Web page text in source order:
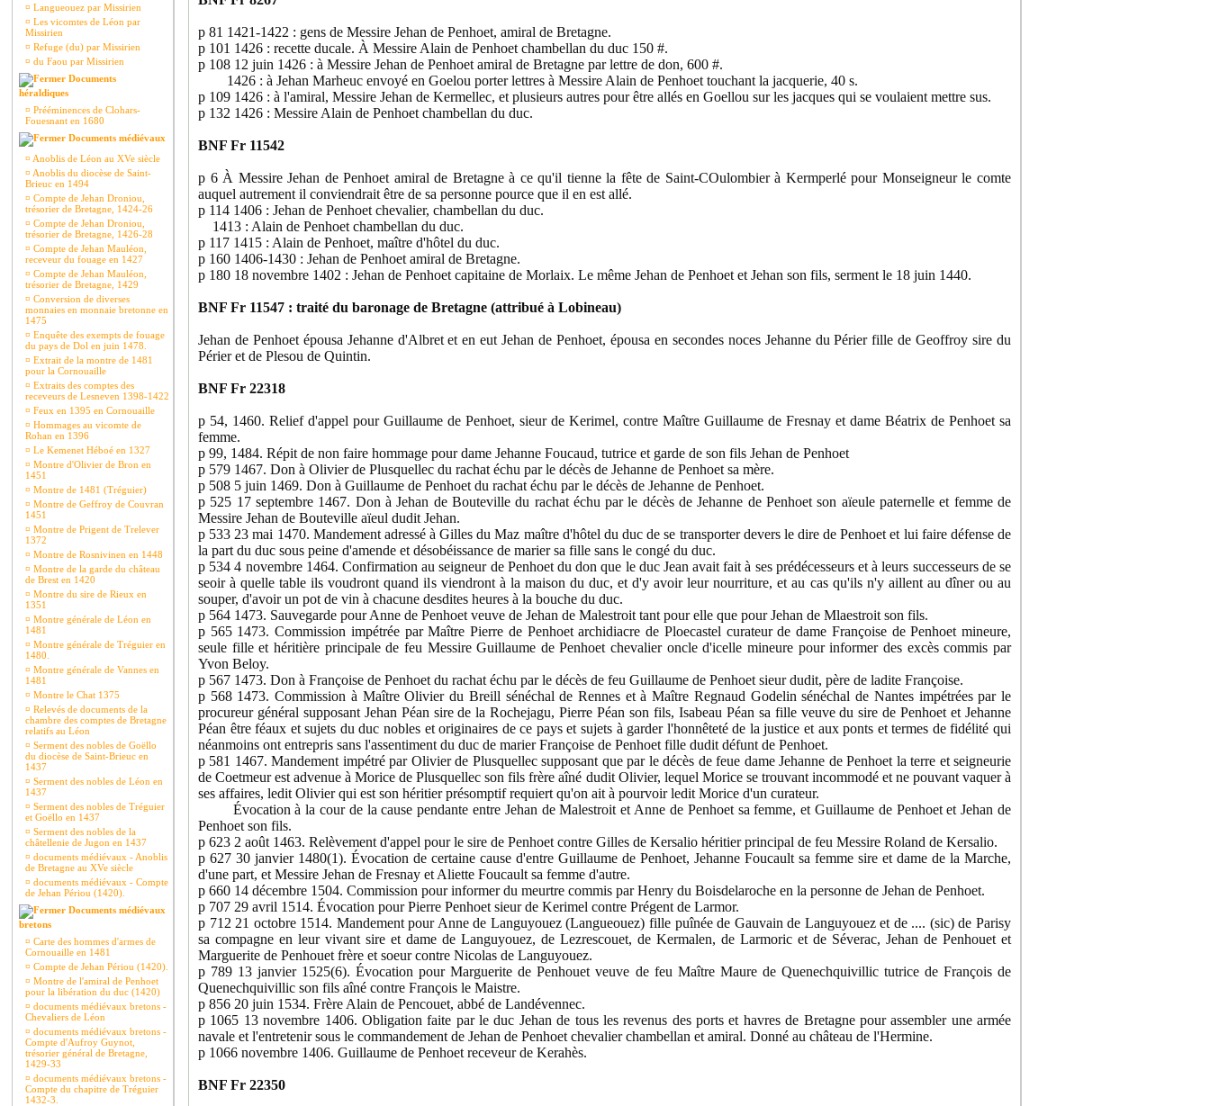
¤ Langueouez par Missirien
¤ Les vicomtes de Léon par
Missirien
¤ Refuge (du) par Missirien
¤ du Faou par Missirien
Documents
héraldiques
¤ Prééminences de Clohars-
Fouesnant en 1680
Documents médiévaux
¤ Anoblis de Léon au XVe siècle
¤ Anoblis du diocèse de Saint-
Brieuc en 1494
¤ Compte de Jehan Droniou,
trésorier de Bretagne, 1424-26
¤ Compte de Jehan Droniou,
trésorier de Bretagne, 1426-28
¤ Compte de Jehan Mauléon,
receveur du fouage en 1427
¤ Compte de Jehan Mauléon,
trésorier de Bretagne, 1429
¤ Conversion de diverses
monnaies en monnaie bretonne en
1475
¤ Enquête des exempts de fouage
du pays de Dol en juin 1478.
¤ Extrait de la montre de 1481
pour la Cornouaille
¤ Extraits des comptes des
receveurs de Lesneven 1398-1422
¤ Feux en 1395 en Cornouaille
¤ Hommages au vicomte de
Rohan en 1396
¤ Le Kemenet Héboé en 1327
¤ Montre d'Olivier de Bron en
1451
¤ Montre de 1481 (Tréguier)
¤ Montre de Geffroy de Couvran
1451
¤ Montre de Prigent de Trelever
1372
¤ Montre de Rosnivinen en 1448
¤ Montre de la garde du château
de Brest en 1420
¤ Montre du sire de Rieux en
1351
¤ Montre générale de Léon en
1481
¤ Montre générale de Tréguier en
1480.
¤ Montre générale de Vannes en
1481
¤ Montre le Chat 1375
¤ Relevés de documents de la
chambre des comptes de Bretagne
relatifs au Léon
¤ Serment des nobles de Goëllo
du diocèse de Saint-Brieuc en
1437
¤ Serment des nobles de Léon en
1437
¤ Serment des nobles de Tréguier
et Goëllo en 1437
¤ Serment des nobles de la
châtellenie de Jugon en 1437
¤ documents médiévaux - Anoblis
de Bretagne au XVe siècle
¤ documents médiévaux - Compte
de Jehan Périou (1420).
Documents médiévaux
bretons
¤ Carte des hommes d'armes de
Cornouaille en 1481
¤ Compte de Jehan Périou (1420).
¤ Montre de l'amiral de Penhoet
pour la libération du duc (1420)
¤ documents médiévaux bretons -
Chevaliers de Léon
¤ documents médiévaux bretons -
Compte d'Aufroy Guynot,
trésorier général de Bretagne,
1429-33
¤ documents médiévaux bretons -
Compte du chapitre de Tréguier
1432-3.
p 81 1421-1422 : gens de Messire Jehan de Penhoet, amiral de Bretagne.
p 101 1426 : recette ducale. À Messire Alain de Penhoet chambellan du duc 150 #.
p 108 12 juin 1426 : à Messire Jehan de Penhoet amiral de Bretagne par lettre de don, 600 #.
1426 : à Jehan Marheuc envoyé en Goelou porter lettres à Messire Alain de Penhoet touchant la jacquerie, 40 s.
p 109 1426 : à l'amiral, Messire Jehan de Kermellec, et plusieurs autres pour être allés en Goellou sur les jacques qui se voulaient mettre sus.
p 132 1426 : Messire Alain de Penhoet chambellan du duc.
BNF Fr 11542
p 6 À Messire Jehan de Penhoet amiral de Bretagne à ce qu'il tienne la fête de Saint-COulombier à Kermperlé pour Monseigneur le comte
auquel autrement il conviendrait être de sa personne pource que il en est allé.
p 114 1406 : Jehan de Penhoet chevalier, chambellan du duc.
1413 : Alain de Penhoet chambellan du duc.
p 117 1415 : Alain de Penhoet, maître d'hôtel du duc.
p 160 1406-1430 : Jehan de Penhoet amiral de Bretagne.
p 180 18 novembre 1402 : Jehan de Penhoet capitaine de Morlaix. Le même Jehan de Penhoet et Jehan son fils, serment le 18 juin 1440.
BNF Fr 11547 : traité du baronage de Bretagne (attribué à Lobineau)
Jehan de Penhoet épousa Jehanne d'Albret et en eut Jehan de Penhoet, épousa en secondes noces Jehanne du Périer fille de Geoffroy sire du
Périer et de Plesou de Quintin.
BNF Fr 22318
p 54, 1460. Relief d'appel pour Guillaume de Penhoet, sieur de Kerimel, contre Maître Guillaume de Fresnay et dame Béatrix de Penhoet sa
femme.
p 99, 1484. Répit de non faire hommage pour dame Jehanne Foucaud, tutrice et garde de son fils Jehan de Penhoet
p 579 1467. Don à Olivier de Plusquellec du rachat échu par le décès de Jehanne de Penhoet sa mère.
p 508 5 juin 1469. Don à Guillaume de Penhoet du rachat échu par le décès de Jehanne de Penhoet.
p 525 17 septembre 1467. Don à Jehan de Bouteville du rachat échu par le décès de Jehanne de Penhoet son aïeule paternelle et femme de
Messire Jehan de Bouteville aïeul dudit Jehan.
p 533 23 mai 1470. Mandement adressé à Gilles du Maz maître d'hôtel du duc de se transporter devers le dire de Penhoet et lui faire défense de
la part du duc sous peine d'amende et désobéissance de marier sa fille sans le congé du duc.
p 534 4 novembre 1464. Confirmation au seigneur de Penhoet du don que le duc Jean avait fait à ses prédécesseurs et à leurs successeurs de se
seoir à quelle table ils voudront quand ils viendront à la maison du duc, et d'y avoir leur nourriture, et au cas qu'ils n'y aillent au dîner ou au
souper, d'avoir un pot de vin à chacune desdites heures à la bouche du duc.
p 564 1473. Sauvegarde pour Anne de Penhoet veuve de Jehan de Malestroit tant pour elle que pour Jehan de Mlaestroit son fils.
p 565 1473. Commission impétrée par Maître Pierre de Penhoet archidiacre de Ploecastel curateur de dame Françoise de Penhoet mineure,
seule fille et héritière principale de feu Messire Guillaume de Penhoet chevalier oncle d'icelle mineure pour informer des excès commis par
Yvon Beloy.
p 567 1473. Don à Françoise de Penhoet du rachat échu par le décès de feu Guillaume de Penhoet sieur dudit, père de ladite Françoise.
p 568 1473. Commission à Maître Olivier du Breill sénéchal de Rennes et à Maître Regnaud Godelin sénéchal de Nantes impétrées par le
procureur général supposant Jehan Péan sire de la Rochejagu, Pierre Péan son fils, Isabeau Péan sa fille veuve du sire de Penhoet et Jehanne
Péan être féaux et sujets du duc nobles et originaires de ce pays et sujets à garder l'honnêteté de la justice et aux ponts et termes de fidélité qui
néanmoins ont entrepris sans l'assentiment du duc de marier Françoise de Penhoet fille dudit défunt de Penhoet.
p 581 1467. Mandement impétré par Olivier de Plusquellec supposant que par le décès de feue dame Jehanne de Penhoet la terre et seigneurie
de Coetmeur est advenue à Morice de Plusquellec son fils frère aîné dudit Olivier, lequel Morice se trouvant incommodé et ne pouvant vaquer à
ses affaires, ledit Olivier qui est son héritier présomptif requiert qu'on ait à pourvoir ledit Morice d'un curateur.
Évocation à la cour de la cause pendante entre Jehan de Malestroit et Anne de Penhoet sa femme, et Guillaume de Penhoet et Jehan de
Penhoet son fils.
p 623 2 août 1463. Relèvement d'appel pour le sire de Penhoet contre Gilles de Kersalio héritier principal de feu Messire Roland de Kersalio.
p 627 30 janvier 1480(1). Évocation de certaine cause d'entre Guillaume de Penhoet, Jehanne Foucault sa femme sire et dame de la Marche,
d'une part, et Messire Jehan de Fresnay et Aliette Foucault sa femme d'autre.
p 660 14 décembre 1504. Commission pour informer du meurtre commis par Henry du Boisdelaroche en la personne de Jehan de Penhoet.
p 707 29 avril 1514. Évocation pour Pierre Penhoet sieur de Kerimel contre Prégent de Larmor.
p 712 21 octobre 1514. Mandement pour Anne de Languyouez (Langueouez) fille puînée de Gauvain de Languyouez et de .... (sic) de Parisy
sa compagne en leur vivant sire et dame de Languyouez, de Lezrescouet, de Kermalen, de Larmoric et de Séverac, Jehan de Penhouet et
Marguerite de Penhouet frère et soeur contre Nicolas de Languyouez.
p 789 13 janvier 1525(6). Évocation pour Marguerite de Penhouet veuve de feu Maître Maure de Quenechquivillic tutrice de François de
Quenechquivillic son fils aîné contre François le Maistre.
p 856 20 juin 1534. Frère Alain de Pencouet, abbé de Landévennec.
p 1065 13 novembre 1406. Obligation faite par le duc Jehan de tous les revenus des ports et havres de Bretagne pour assembler une armée
navale et l'entretenir sous le commandement de Jehan de Penhoet chevalier chambellan et amiral. Donné au château de l'Hermine.
p 1066 novembre 1406. Guillaume de Penhoet receveur de Kerahès.
BNF Fr 22350